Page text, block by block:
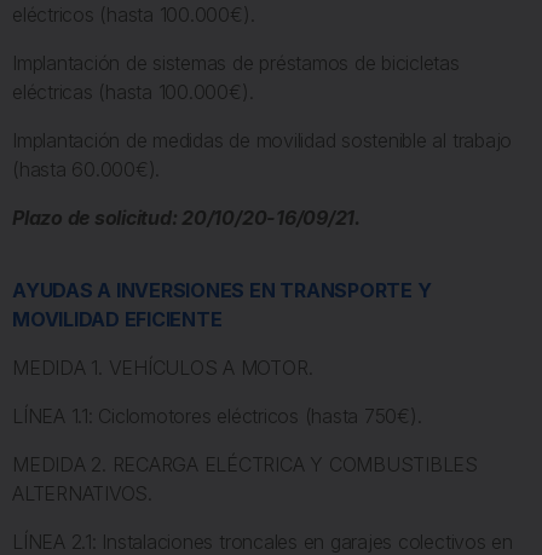
eléctricos (hasta 100.000€).
Implantación de sistemas de préstamos de bicicletas
eléctricas (hasta 100.000€).
Implantación de medidas de movilidad sostenible al trabajo
(hasta 60.000€).
Plazo de solicitud: 20/10/20-16/09/21.
AYUDAS A INVERSIONES EN TRANSPORTE Y
MOVILIDAD EFICIENTE
MEDIDA 1. VEHÍCULOS A MOTOR.
LÍNEA 1.1: Ciclomotores eléctricos (hasta 750€).
MEDIDA 2. RECARGA ELÉCTRICA Y COMBUSTIBLES
ALTERNATIVOS.
LÍNEA 2.1: Instalaciones troncales en garajes colectivos en